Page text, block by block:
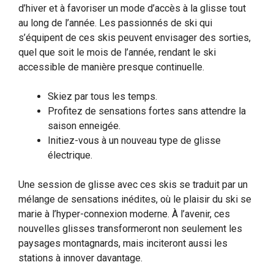
d’hiver et à favoriser un mode d’accès à la glisse tout
au long de l’année. Les passionnés de ski qui
s’équipent de ces skis peuvent envisager des sorties,
quel que soit le mois de l’année, rendant le ski
accessible de manière presque continuelle.
Skiez par tous les temps.
Profitez de sensations fortes sans attendre la
saison enneigée.
Initiez-vous à un nouveau type de glisse
électrique.
Une session de glisse avec ces skis se traduit par un
mélange de sensations inédites, où le plaisir du ski se
marie à l’hyper-connexion moderne. À l’avenir, ces
nouvelles glisses transformeront non seulement les
paysages montagnards, mais inciteront aussi les
stations à innover davantage.